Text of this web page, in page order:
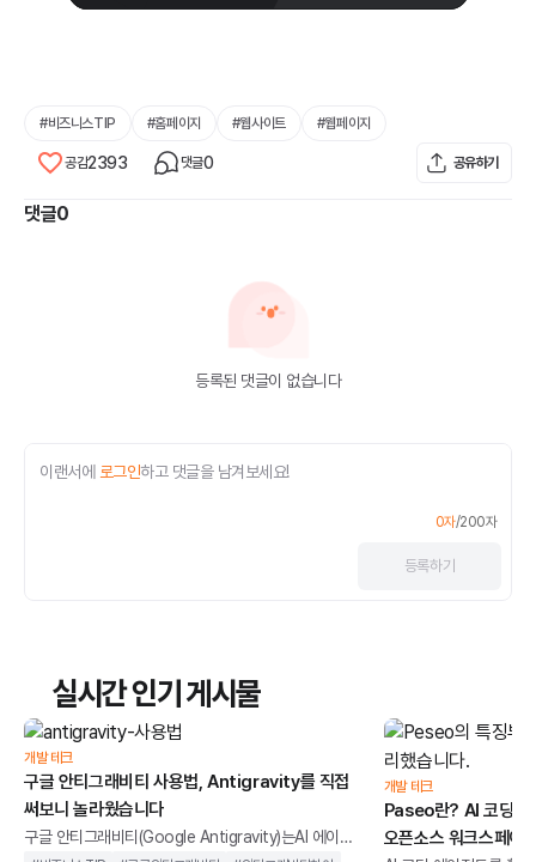
#비즈니스TIP #홈페이지 #웹사이트 #웹페이지
공감2393 댓글0 공유하기
댓글0
등록된 댓글이 없습니다
이랜서에 로그인하고 댓글을 남겨보세요!
0자/200자
등록하기
실시간 인기 게시물
개발 테크
구글 안티그래비티 사용법, Antigravity를 직접
써보니 놀라웠습니다
구글 안티그래비티(Google Antigravity)는AI 에이전
개발 테크
Paseo란? AI 코딩 에
오픈소스 워크스페이